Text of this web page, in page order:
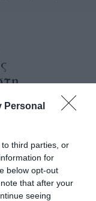
Personal
third parties, or
for
below opt-out
that after your
seeing
αναπτυξιακού
για τη...